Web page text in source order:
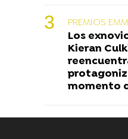
PREMIOS
Los
Kieran
momento